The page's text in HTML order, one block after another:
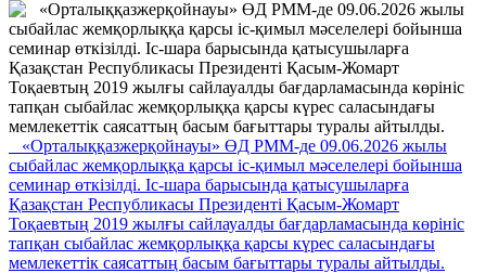
«Орталыққазжерқойнауы» ӨД РММ-де 09.06.2026 жылы
сыбайлас жемқорлыққа қарсы іс-қимыл мәселелері бойынша
семинар өткізілді. Іс-шара барысында қатысушыларға
Қазақстан Республикасы Президенті Қасым-Жомарт
Тоқаевтың 2019 жылғы сайлауалды бағдарламасында көрініс
тапқан сыбайлас жемқорлыққа қарсы күрес саласындағы
мемлекеттік саясаттың басым бағыттары туралы айтылды.